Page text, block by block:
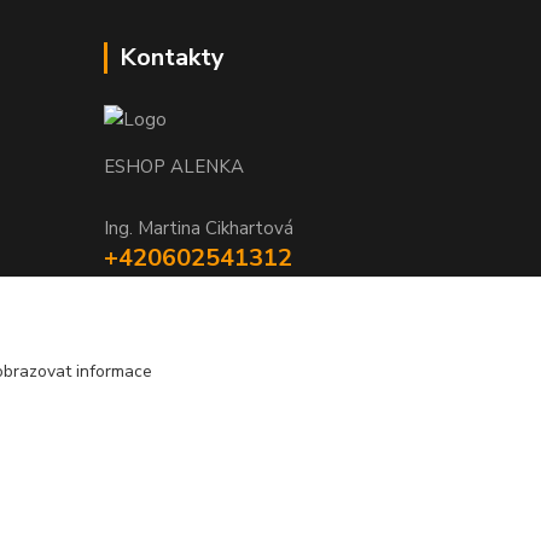
Kontakty
ESHOP ALENKA
Ing. Martina Cikhartová
+420602541312
informace